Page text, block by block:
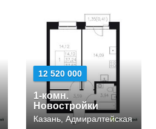
12 520 000
1-комн.
Новостройки
Казань, Адмиралтейская